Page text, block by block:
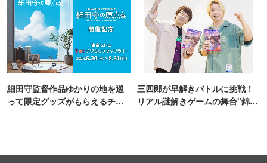
細田守監督作品ゆかりの地を巡
って限定グッズがもらえるチャ
三四郎が早解きバトルに挑戦！
リアル謎解きゲームの舞台"錦糸